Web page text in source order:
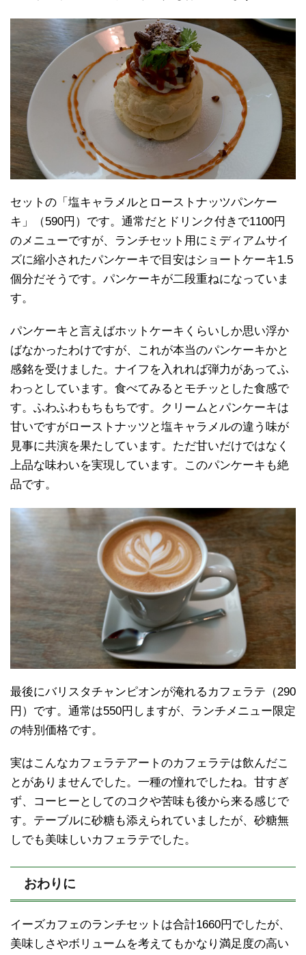
セットの「塩キャラメルとローストナッツパンケー
キ」（590円）です。通常だとドリンク付きで1100円
のメニューですが、ランチセット用にミディアムサイ
ズに縮小されたパンケーキで目安はショートケーキ1.5
個分だそうです。パンケーキが二段重ねになっていま
す。
パンケーキと言えばホットケーキくらいしか思い浮か
ばなかったわけですが、これが本当のパンケーキかと
感銘を受けました。ナイフを入れれば弾力があってふ
わっとしています。食べてみるとモチッとした食感で
す。ふわふわもちもちです。クリームとパンケーキは
甘いですがローストナッツと塩キャラメルの違う味が
見事に共演を果たしています。ただ甘いだけではなく
上品な味わいを実現しています。このパンケーキも絶
品です。
最後にバリスタチャンピオンが淹れるカフェラテ（290
円）です。通常は550円しますが、ランチメニュー限定
の特別価格です。
実はこんなカフェラテアートのカフェラテは飲んだこ
とがありませんでした。一種の憧れでしたね。甘すぎ
ず、コーヒーとしてのコクや苦味も後から来る感じで
す。テーブルに砂糖も添えられていましたが、砂糖無
しでも美味しいカフェラテでした。
おわりに
イーズカフェのランチセットは合計1660円でしたが、
美味しさやボリュームを考えてもかなり満足度の高い